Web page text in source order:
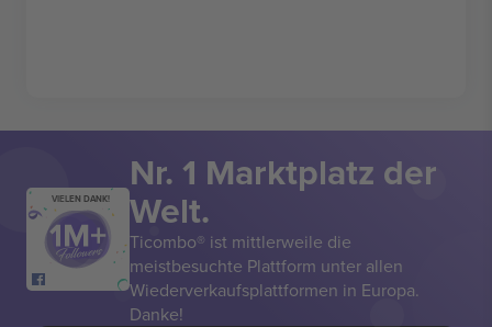
VIELEN DANK!
Nr. 1 Marktplatz der
Welt.
Ticombo® ist mittlerweile die
meistbesuchte Plattform unter allen
Wiederverkaufsplattformen in Europa.
Danke!